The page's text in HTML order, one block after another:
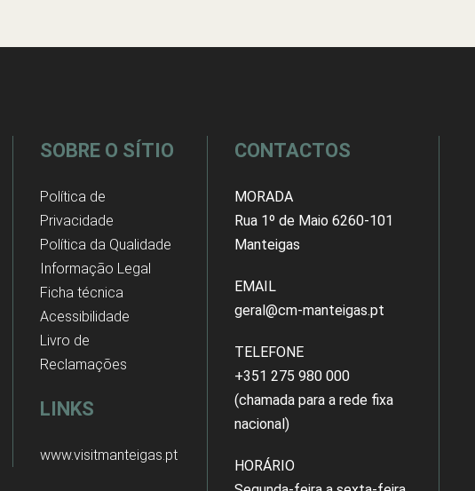
SOBRE O SÍTIO
Política de
Privacidade
Política da Qualidade
Informação Legal
Ficha técnica
Acessibilidade
Livro de
Reclamações
LINKS
www.visitmanteigas.pt
CONTACTOS
MORADA
Rua 1º de Maio 6260-101
Manteigas
EMAIL
geral@cm-manteigas.pt
TELEFONE
+351 275 980 000
(chamada para a rede fixa
nacional)
HORÁRIO